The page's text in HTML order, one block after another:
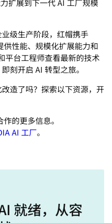
扩展到下一代 AI 工厂规模
级生产阶段，红帽携手
供性能、规模化扩展能力和
平台工程师查看最新的技术
刻开启 AI 转型之旅。
造了吗？探索以下资源，开
的更多信息。
AI 工厂。
就绪，从容